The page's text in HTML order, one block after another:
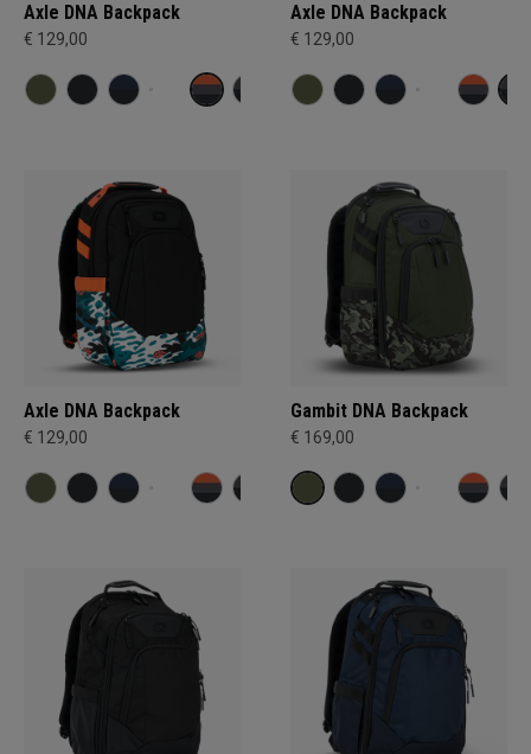
Axle DNA Backpack
€ 129,00
Axle DNA Backpack
€ 129,00
Axle DNA Backpack
€ 129,00
Gambit DNA Backpack
€ 169,00